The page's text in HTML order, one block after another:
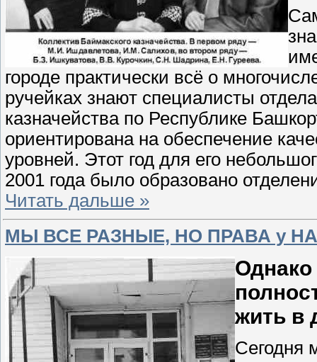
городе практически всё о
ручейках знают специалисты
казначейства по Республике
ориентирована на обеспечение
уровней. Этот год для его
2001 года было образовано
Читать дальше »
МЫ ВСЕ РАЗНЫЕ, НО ПРАВА у
жить в
Сегодня